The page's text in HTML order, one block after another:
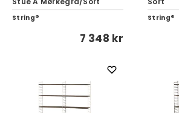
String®
7 348 kr
String®